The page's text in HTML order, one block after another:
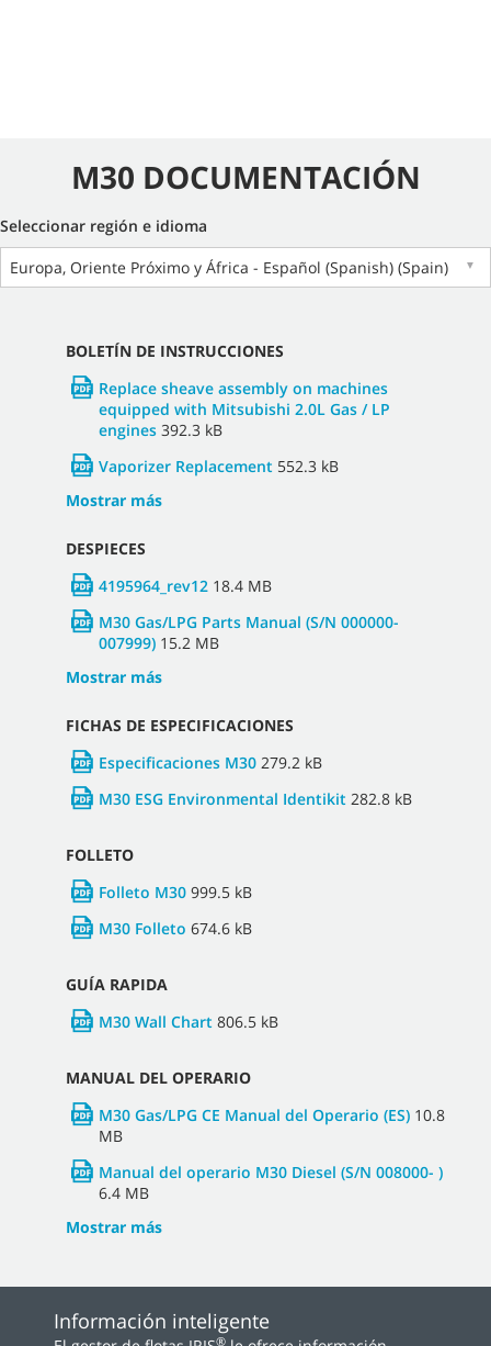
M30 DOCUMENTACIÓN
Seleccionar región e idioma
Europa, Oriente Próximo y África - Español (Spanish) (Spain)
▼
BOLETÍN DE INSTRUCCIONES
Replace sheave assembly on machines
equipped with Mitsubishi 2.0L Gas / LP
engines 392.3 kB
Vaporizer Replacement 552.3 kB
Mostrar más
DESPIECES
4195964_rev12 18.4 MB
M30 Gas/LPG Parts Manual (S/N 000000-
007999) 15.2 MB
Mostrar más
FICHAS DE ESPECIFICACIONES
Especificaciones M30 279.2 kB
M30 ESG Environmental Identikit 282.8 kB
FOLLETO
Folleto M30 999.5 kB
M30 Folleto 674.6 kB
GUÍA RAPIDA
M30 Wall Chart 806.5 kB
MANUAL DEL OPERARIO
M30 Gas/LPG CE Manual del Operario (ES) 10.8
MB
Manual del operario M30 Diesel (S/N 008000- )
6.4 MB
Mostrar más
Información inteligente
®